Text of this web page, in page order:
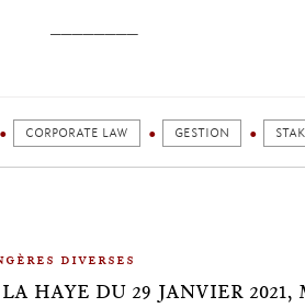
CORPORATE LAW GESTION
diverses
HAYE DU 29 JANVIER